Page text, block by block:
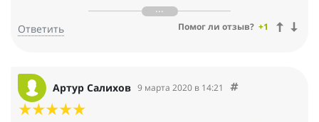
изменения мировоззрения и мироощущения. Хорошо бы эти
знания передавали детям уже в школе, тогда бы в нашем мире
за свет, которым ты делишься с другими.
Ответить Помог ли отзыв? +1
Артур Салихов 9 марта 2020 в 14:21